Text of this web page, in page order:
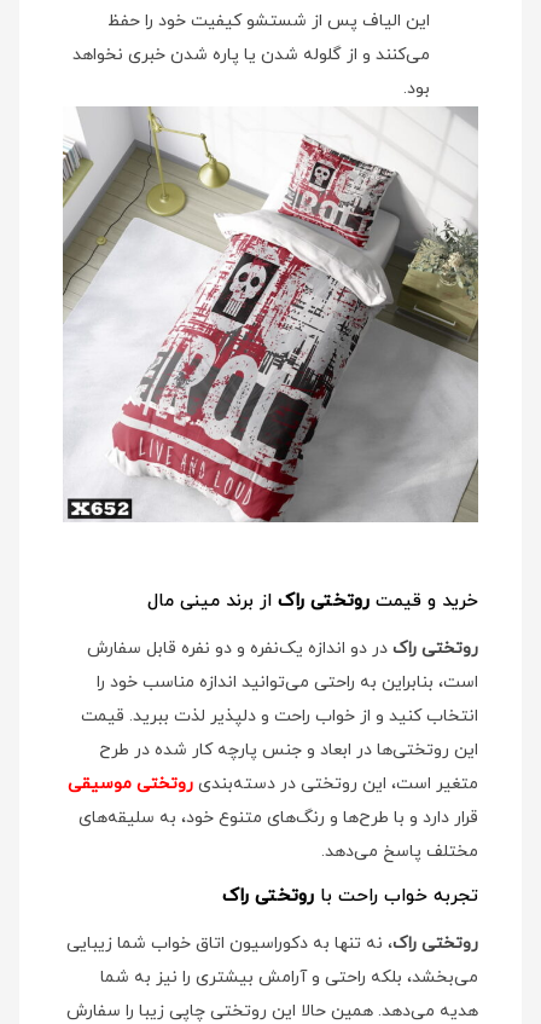
این الیاف پس از شستشو کیفیت خود را حفظ
می‌کنند و از گلوله شدن یا پاره شدن خبری نخواهد
بود.
خرید و قیمت روتختی راک از برند مینی مال
روتختی راک در دو اندازه یک‌نفره و دو نفره قابل سفارش
است، بنابراین به راحتی می‌توانید اندازه مناسب خود را
انتخاب کنید و از خواب راحت و دلپذیر لذت ببرید. قیمت
این روتختی‌ها در ابعاد و جنس پارچه کار شده در طرح
متغیر است، این روتختی در دسته‌بندی روتختی موسیقی
قرار دارد و با طرح‌ها و رنگ‌های متنوع خود، به سلیقه‌های
مختلف پاسخ می‌دهد.
تجربه خواب راحت با روتختی راک
روتختی راک، نه تنها به دکوراسیون اتاق خواب شما زیبایی
می‌بخشد، بلکه راحتی و آرامش بیشتری را نیز به شما
هدیه می‌دهد. همین حالا این روتختی چاپی زیبا را سفارش